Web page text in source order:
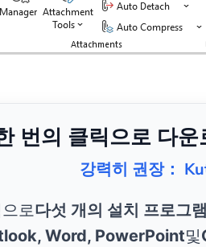
번의 클릭으로 다
강력히 권장：
로다섯 개의 설치 프로그
Word, PowerPoint및